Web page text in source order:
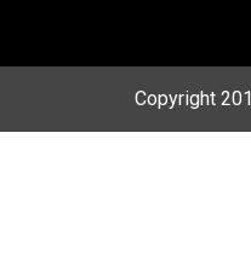
Copyright